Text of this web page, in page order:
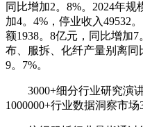
同比增加2。8%。2024年
加4。4%，停业收入49532
额1938。8亿元，同比增加7
布、服拆、化纤产量别离同
9。7%。
3000+细分行业研究演讲
1000000+行业数据洞察市